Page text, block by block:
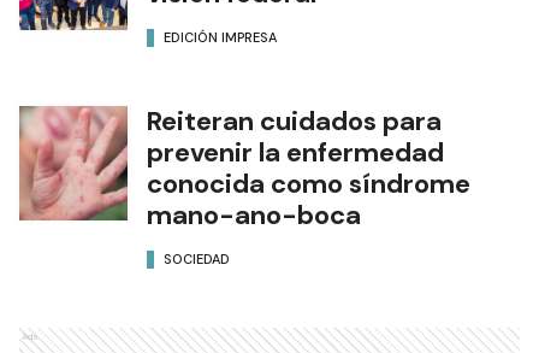
EDICIÓN IMPRESA
Reiteran cuidados para
prevenir la enfermedad
conocida como síndrome
mano-ano-boca
SOCIEDAD
Ads